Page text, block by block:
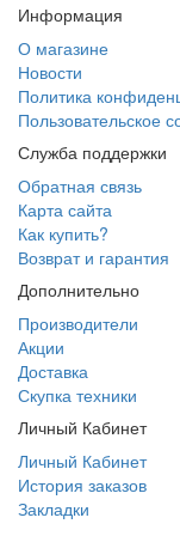
Информация
О магазине
Новости
Политика
Пользовательское
Служба поддержки
Обратная связь
Карта сайта
Как купить?
Возврат и гарантия
Дополнительно
Производители
Акции
Доставка
Скупка техники
Личный Кабинет
Личный Кабинет
История заказов
Закладки